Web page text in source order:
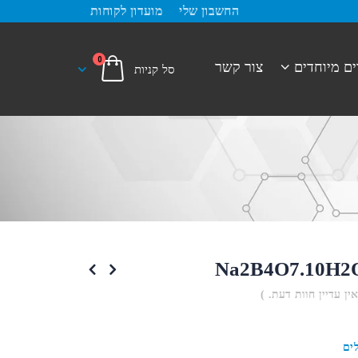
החשבון שלי מועדון לקוחות
מיוחדים צור קשר 0
עדיין חוות דעת. )